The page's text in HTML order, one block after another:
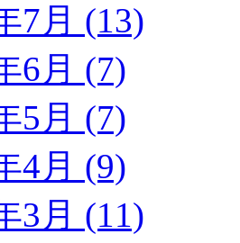
7月 (13)
6月 (7)
5月 (7)
4月 (9)
3月 (11)